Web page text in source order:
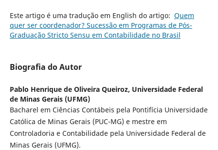
Este artigo é uma tradução em English do artigo: Quem
quer ser coordenador? Sucessão em Programas de Pós-
Graduação Stricto Sensu em Contabilidade no Brasil
Biografia do Autor
Pablo Henrique de Oliveira Queiroz, Universidade Federal
de Minas Gerais (UFMG)
Bacharel em Ciências Contábeis pela Pontifícia Universidade
Católica de Minas Gerais (PUC-MG) e mestre em
Controladoria e Contabilidade pela Universidade Federal de
Minas Gerais (UFMG).